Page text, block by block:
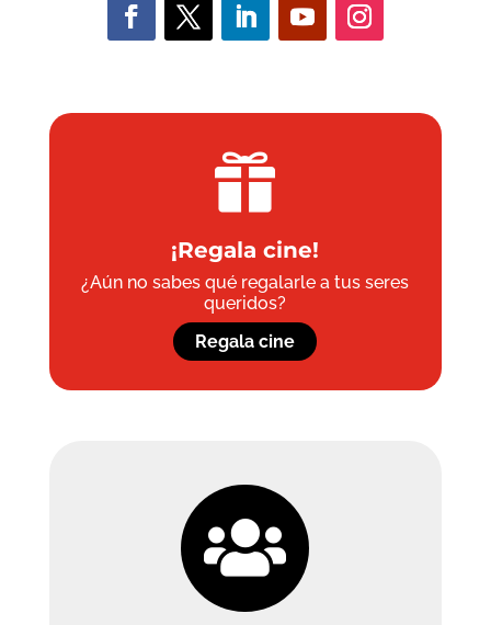

¡Regala cine!
¿Aún no sabes qué regalarle a tus seres
queridos?
Regala cine
